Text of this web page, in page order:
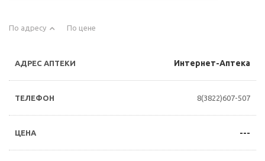
По адресу По цене
Интернет-Аптека
8(3822)607-507
---